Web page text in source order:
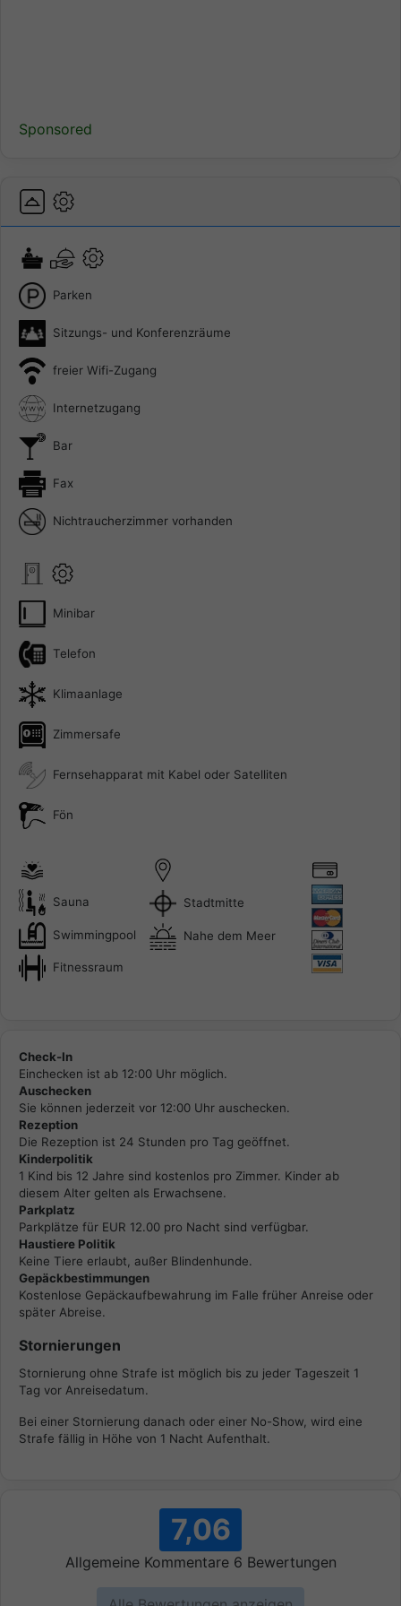
Sponsored
Parken
Sitzungs- und Konferenzräume
freier Wifi-Zugang
Internetzugang
Bar
Fax
Nichtraucherzimmer vorhanden
Minibar
Telefon
Klimaanlage
Zimmersafe
Fernsehapparat mit Kabel oder Satelliten
Fön
Sauna
Swimmingpool
Fitnessraum
Stadtmitte
Nahe dem Meer
Check-In
Einchecken ist ab 12:00 Uhr möglich.
Auschecken
Sie können jederzeit vor 12:00 Uhr auschecken.
Rezeption
Die Rezeption ist 24 Stunden pro Tag geöffnet.
Kinderpolitik
1 Kind bis 12 Jahre sind kostenlos pro Zimmer. Kinder ab
diesem Alter gelten als Erwachsene.
Parkplatz
Parkplätze für EUR 12.00 pro Nacht sind verfügbar.
Haustiere Politik
Keine Tiere erlaubt, außer Blindenhunde.
Gepäckbestimmungen
Kostenlose Gepäckaufbewahrung im Falle früher Anreise oder
später Abreise.
Stornierungen
Stornierung ohne Strafe ist möglich bis zu jeder Tageszeit 1
Tag vor Anreisedatum.
Bei einer Stornierung danach oder einer No-Show, wird eine
Strafe fällig in Höhe von 1 Nacht Aufenthalt.
7,06
Allgemeine Kommentare6 Bewertungen